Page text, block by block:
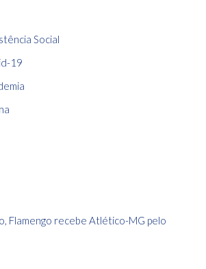
Social
19
Flamengo recebe Atlético-MG pelo